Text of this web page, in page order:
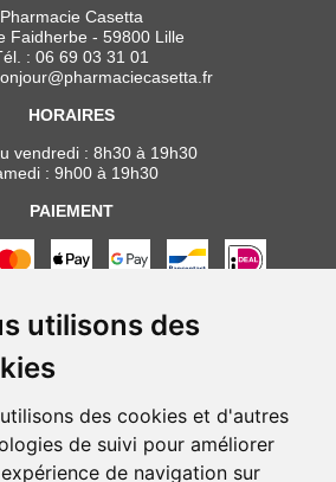
utilisons des
des cookies et d'autres
de suivi pour améliorer
de navigation sur
Pharmacie Casetta
Faidherbe - 59800 Lille
: 06 69 03 31 01
@pharmaciecasetta.fr
HORAIRES
vendredi : 8h30 à 19h30
: 9h00 à 19h30
PAIEMENT
NOUS SUIVRE